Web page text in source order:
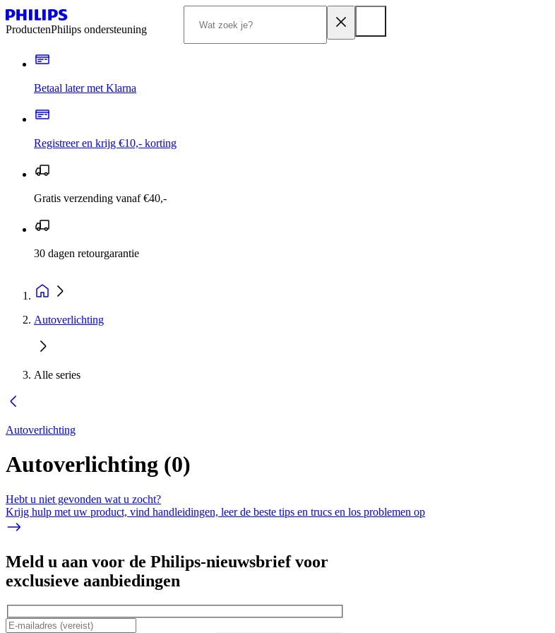
ProductenPhilips ondersteuning
Betaal later met Klarna
Registreer en krijg €10,- korting
Gratis verzending vanaf €40,-
30 dagen retourgarantie
Autoverlichting
Alle series
Autoverlichting
Autoverlichting (0)
Hebt u niet gevonden wat u zocht?
Krijg hulp met uw product, vind handleidingen, leer de beste tips en trucs en los problemen op
Meld u aan voor de Philips-nieuwsbrief voor
exclusieve aanbiedingen